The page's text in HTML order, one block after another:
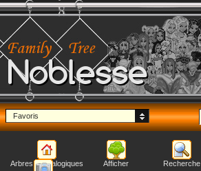
Noblesse
Favoris
Arbres généalogiques Afficher Recherche